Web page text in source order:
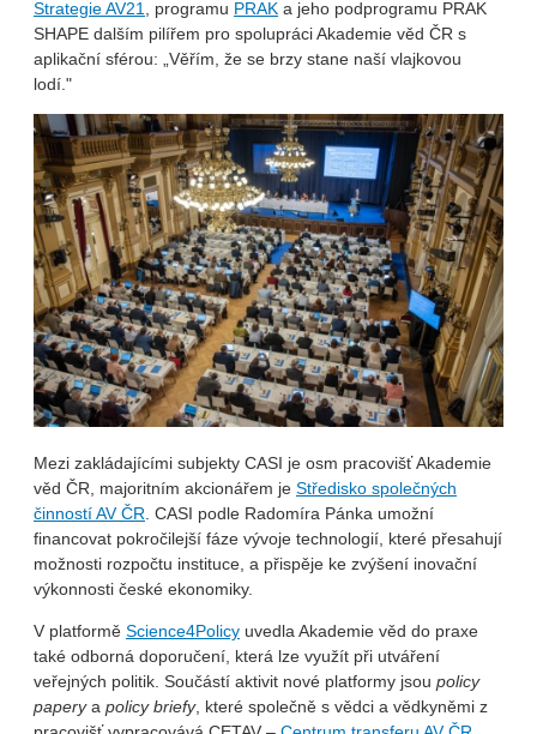
Strategie AV21 , programu PRAK a jeho podprogramu PRAK
SHAPE dalším pilířem pro spolupráci Akademie věd ČR s
aplikační sférou: „Věřím, že se brzy stane naší vlajkovou
lodí."
Mezi zakládajícími subjekty CASI je osm pracovišť Akademie
věd ČR, majoritním akcionářem je Středisko společných
činností AV ČR . CASI podle Radomíra Pánka umožní
financovat pokročilejší fáze vývoje technologií, které přesahují
možnosti rozpočtu instituce, a přispěje ke zvýšení inovační
výkonnosti české ekonomiky.
V platformě Science4Policy uvedla Akademie věd do praxe
také odborná doporučení, která lze využít při utváření
veřejných politik. Součástí aktivit nové platformy jsou policy
paperya policy briefy, které společně s vědci a vědkyněmi z